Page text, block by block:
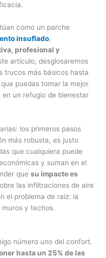
como un parche
insuflado,
profesional y
artículo, desglosaremos
trucos más básicos hasta
puedas tomar la mejor
un refugio de bienestar
los primeros pasos
más robusta, es justo
que cualquiera puede
y suman en el
quesu impacto es
las infiltraciones de aire
el problema de raíz: la
muros y techos.
número uno del confort.
hasta un 25% de las